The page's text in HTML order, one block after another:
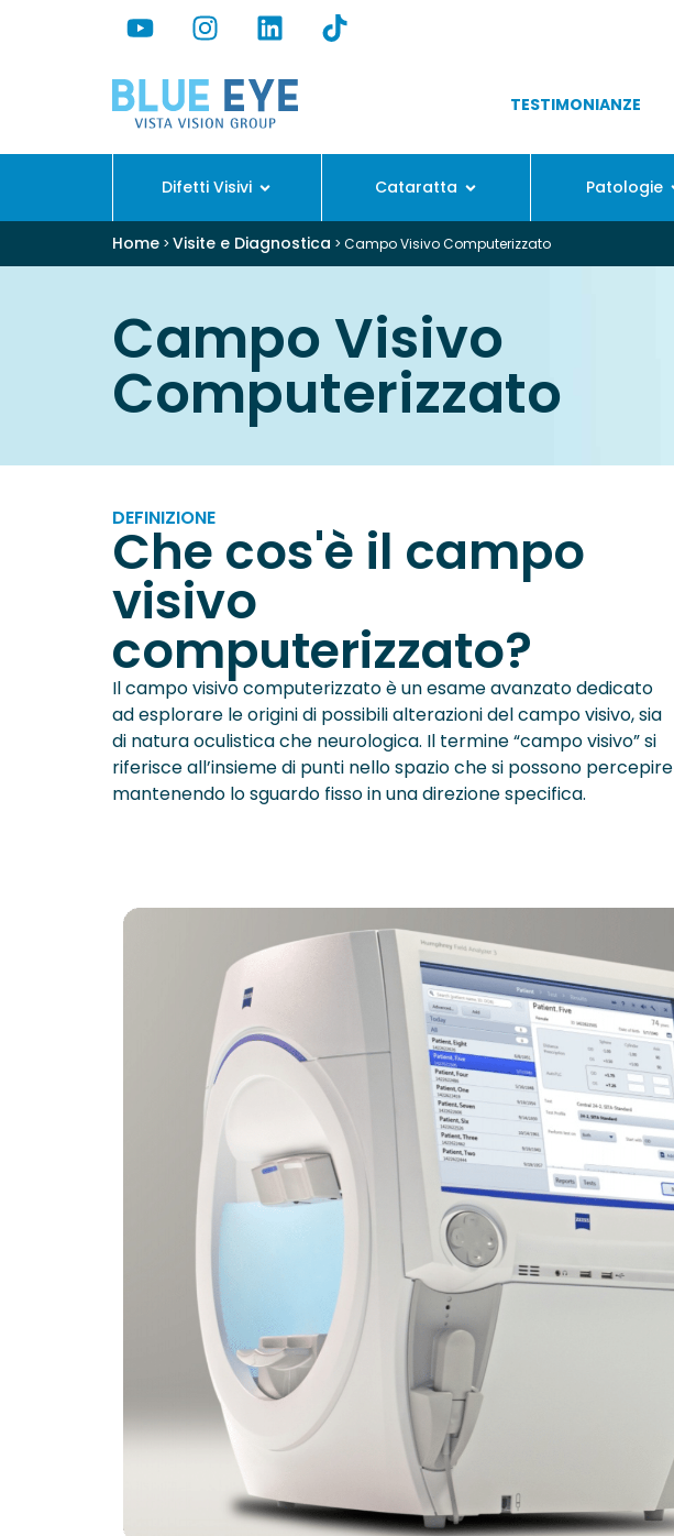
TESTIMONIANZE
Difetti Visivi Cataratta Patologie
Home > Visite e Diagnostica > Campo Visivo Computerizzato
Campo Visivo
Computerizzato
DEFINIZIONE
Che cos'è il campo
visivo
computerizzato?
Il campo visivo computerizzato è un esame avanzato dedicato
ad esplorare le origini di possibili alterazioni del campo visivo, sia
di natura oculistica che neurologica. Il termine “campo visivo” si
riferisce all’insieme di punti nello spazio che si possono percepire
mantenendo lo sguardo fisso in una direzione specifica.